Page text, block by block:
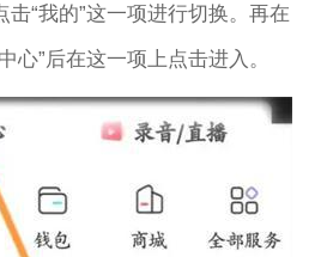
“我的”这一项进行切换。再在
心”后在这一项上点击进入。